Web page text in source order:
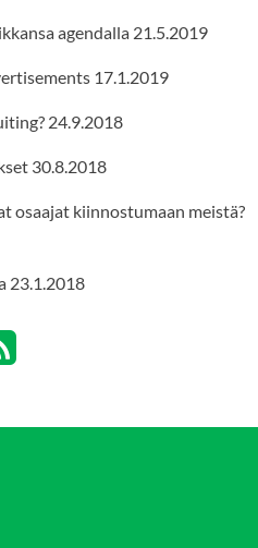
agendalla 21.5.2019
17.1.2019
24.9.2018
30.8.2018
osaajat kiinnostumaan meistä?
23.1.2018